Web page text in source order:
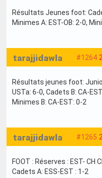
Résultats Jeunes foot:
Minimes A: EST-OB: 2-0,
#1264
tarajjidawla
Résultats jeunes foot:
USTa: 6-0, Cadets B: CA-
Minimes B: CA-EST: 0-2
#1265
tarajjidawla
FOOT : Réserves : EST- CH
Cadets A: ESS-EST : 1-2